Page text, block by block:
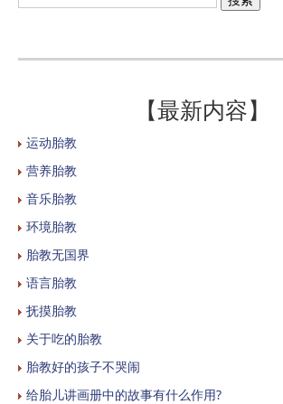
【最新内容】
运动胎教
营养胎教
音乐胎教
环境胎教
胎教无国界
语言胎教
抚摸胎教
关于吃的胎教
胎教好的孩子不哭闹
给胎儿讲画册中的故事有什么作用?